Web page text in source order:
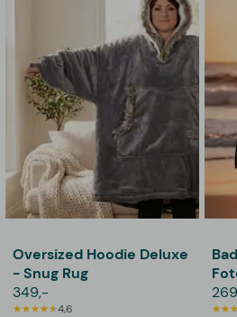
Oversized Hoodie Deluxe
- Snug Rug
349,-
4,6